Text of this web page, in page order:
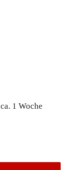
ca. 1 Woche